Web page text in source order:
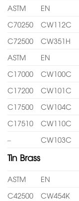
ASTM EN
C70250
CW112C
C72500
CW351H
ASTM
EN
C17000
CW100C
C17200
CW101C
C17500
CW104C
C17510
CW110C
–
CW103C
Tin Brass
ASTM EN
C42500
CW454K